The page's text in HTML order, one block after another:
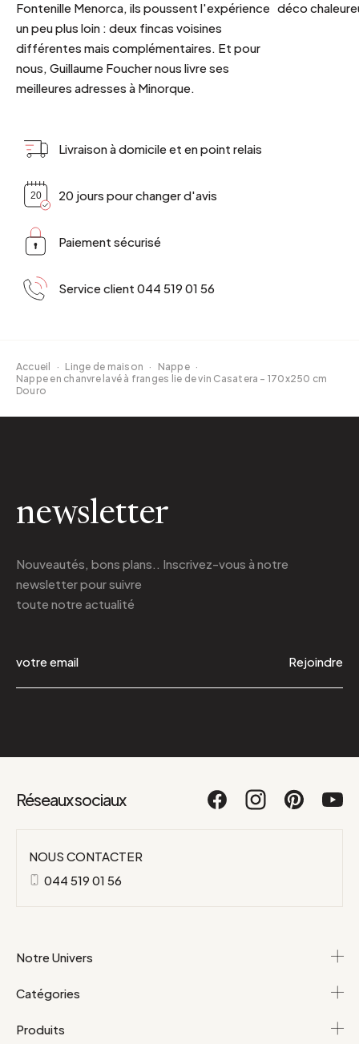
Fontenille Menorca, ils poussent l'expérience
un peu plus loin : deux fincas voisines
différentes mais complémentaires. Et pour
nous, Guillaume Foucher nous livre ses
meilleures adresses à Minorque.
déco
Livraison à domicile et en point relais
20 jours pour changer d'avis
Paiement sécurisé
Service client 044 519 01 56
Accueil · Linge de maison · Nappe ·
Nappe en chanvre lavé à franges lie de vin Casatera - 170x250 cm
Douro
newsletter
Nouveautés, bons plans.. Inscrivez-vous à notre
newsletterpour suivre
toute notre actualité
Rejoindre
Réseaux sociaux
NOUS CONTACTER
044 519 01 56
Notre Univers
Catégories
Produits